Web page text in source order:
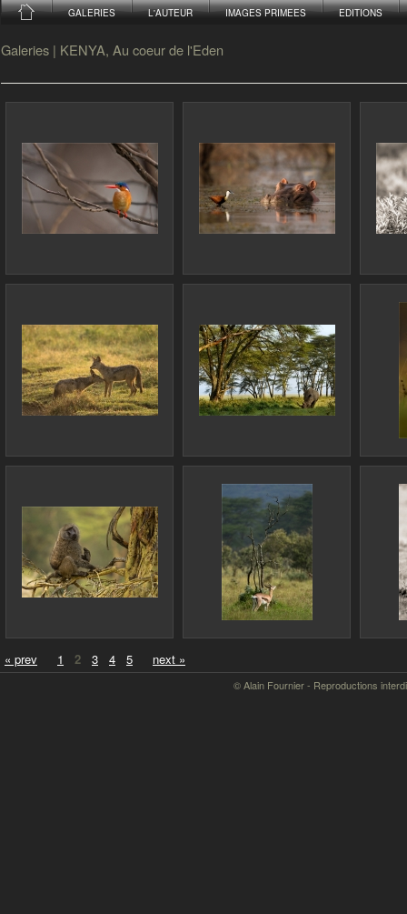
GALERIES L'AUTEUR IMAGES PRIMEES EDITIONS
Galeries | KENYA, Au coeur de l'Eden
« prev 1 2 3 4 5 next »
© Alain Fournier - Reproductions